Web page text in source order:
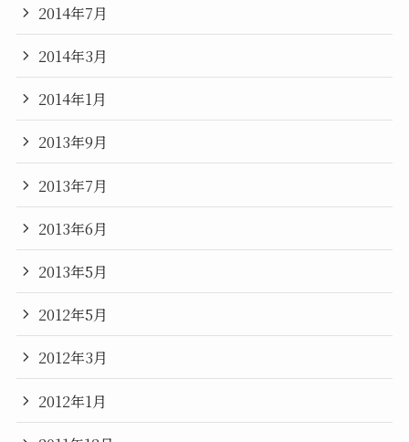
2014年7月
2014年3月
2014年1月
2013年9月
2013年7月
2013年6月
2013年5月
2012年5月
2012年3月
2012年1月